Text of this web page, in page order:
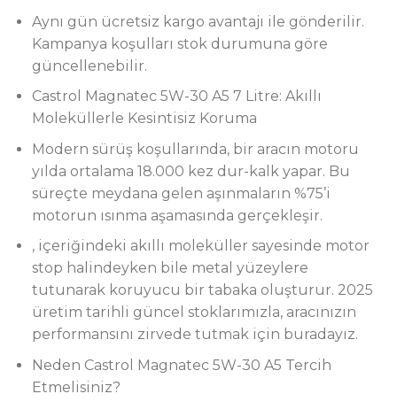
Aynı gün ücretsiz kargo avantajı ile gönderilir.
Kampanya koşulları stok durumuna göre
güncellenebilir.
Castrol Magnatec 5W-30 A5 7 Litre: Akıllı
Moleküllerle Kesintisiz Koruma
Modern sürüş koşullarında, bir aracın motoru
yılda ortalama 18.000 kez dur-kalk yapar. Bu
süreçte meydana gelen aşınmaların %75’i
motorun ısınma aşamasında gerçekleşir.
, içeriğindeki akıllı moleküller sayesinde motor
stop halindeyken bile metal yüzeylere
tutunarak koruyucu bir tabaka oluşturur. 2025
üretim tarihli güncel stoklarımızla, aracınızın
performansını zirvede tutmak için buradayız.
Neden Castrol Magnatec 5W-30 A5 Tercih
Etmelisiniz?